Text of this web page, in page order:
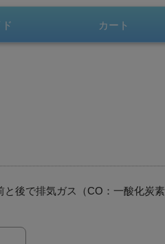
会員登録
500pt！
カート
後で排気ガス（CO：一酸化炭素